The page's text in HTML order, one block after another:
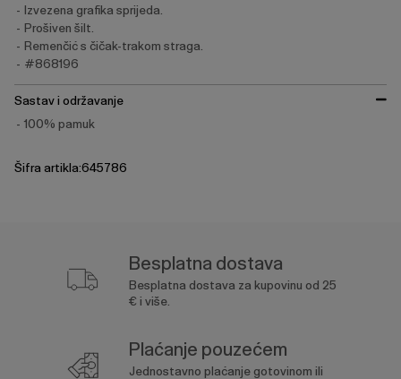
Izvezena grafika sprijeda.
Prošiven šilt.
Remenčić s čičak-trakom straga.
#868196
Sastav i održavanje
100% pamuk
Šifra artikla:645786
Besplatna dostava
Besplatna dostava za kupovinu od 25
€ i više.
Plaćanje pouzećem
Jednostavno plaćanje gotovinom ili